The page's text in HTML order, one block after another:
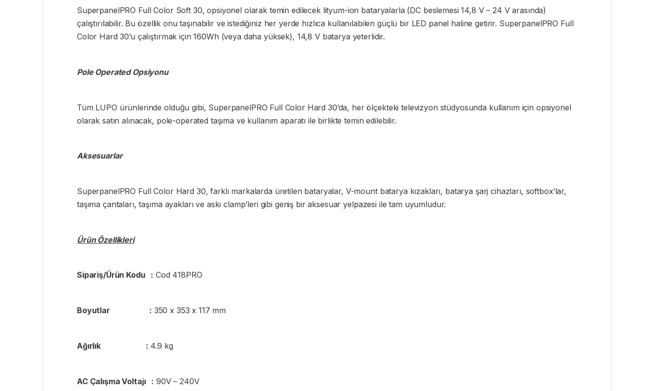
SuperpanelPRO Full Color Soft 30, opsiyonel olarak temin edilecek lityum-ion bataryalarla (DC beslemesi 14,8 V – 24 V arasında)
çalıştırılabilir. Bu özellik onu taşınabilir ve istediğiniz her yerde hızlıca kullanılabilen güçlü bir LED panel haline getirir. SuperpanelPRO Full
Color Hard 30’u çalıştırmak için 160Wh (veya daha yüksek), 14,8 V batarya yeterlidir.
Pole Operated Opsiyonu
Tüm LUPO ürünlerinde olduğu gibi, SuperpanelPRO Full Color Hard 30’da, her ölçekteki televizyon stüdyosunda kullanım için opsiyonel
olarak satın alınacak, pole-operated taşıma ve kullanım aparatı ile birlikte temin edilebilir.
Aksesuarlar
SuperpanelPRO Full Color Hard 30, farklı markalarda üretilen bataryalar, V-mount batarya kızakları, batarya şarj cihazları, softbox’lar,
taşıma çantaları, taşıma ayakları ve askı clamp’leri gibi geniş bir aksesuar yelpazesi ile tam uyumludur.
Ürün Özellikleri
Sipariş/Ürün Kodu : Cod 418PRO
Boyutlar : 350 x 353 x 117 mm
Ağırlık : 4.9 kg
AC Çalışma Voltajı : 90V – 240V